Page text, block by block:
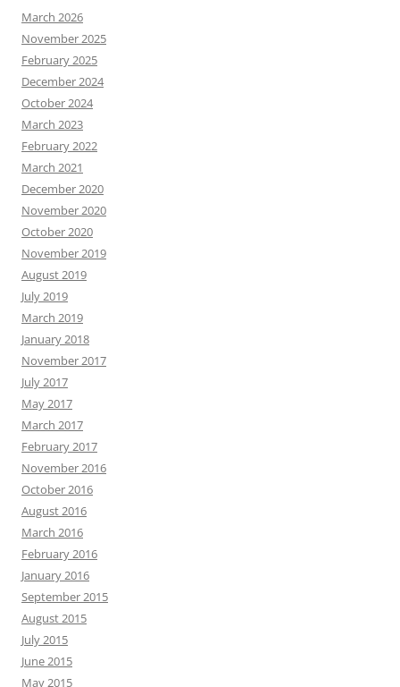
March 2026
November 2025
February 2025
December 2024
October 2024
March 2023
February 2022
March 2021
December 2020
November 2020
October 2020
November 2019
August 2019
July 2019
March 2019
January 2018
November 2017
July 2017
May 2017
March 2017
February 2017
November 2016
October 2016
August 2016
March 2016
February 2016
January 2016
September 2015
August 2015
July 2015
June 2015
May 2015